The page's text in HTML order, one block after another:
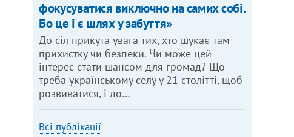
фокусуватися виключно на самих собі.
Бо це і є шлях у забуття»
До сіл прикута увага тих, хто шукає там
прихистку чи безпеки. Чи може цей
інтерес стати шансом для громад? Що
треба українському селу у 21 столітті, щоб
розвиватися, і до…
Всі публікації